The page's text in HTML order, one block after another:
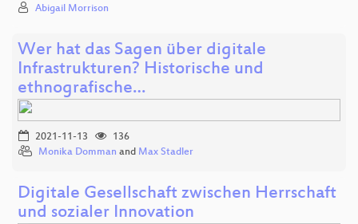
Abigail Morrison
Wer hat das Sagen über digitale
Infrastrukturen? Historische und
ethnografische…
2021-11-13
136
Monika Domman and Max Stadler
Digitale Gesellschaft zwischen Herrschaft
und sozialer Innovation